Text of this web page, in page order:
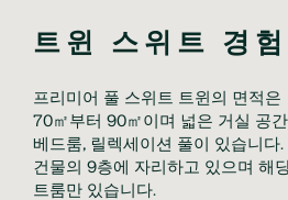
트윈 스위트 경험
프리미어 풀 스위트 트윈의 면적은
70㎡부터 90㎡이며 넓은 거실 공
베드룸, 릴렉세이션 풀이 있습니다
건물의 9층에 자리하고 있으며 해
트룸만 있습니다.